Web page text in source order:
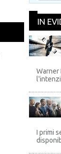
IN
WB
Warner
I primi